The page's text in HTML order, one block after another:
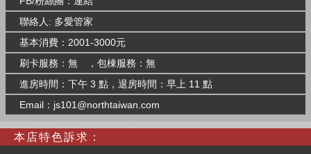
聯絡人: 多愛管家
基本消費：2001-3000元
刷卡服務：無 ，包棟服務：無
進房時間：下午 3 點，退房時間：早上 11 點
Email： js101@northtaiwan.com
本店特色訴求：